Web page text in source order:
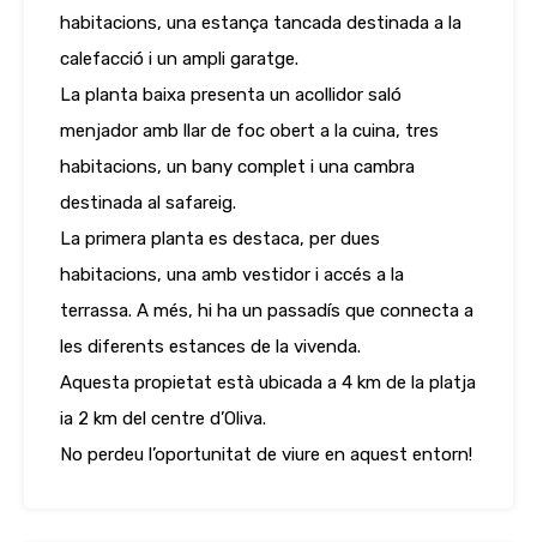
habitacions, una estança tancada destinada a la
calefacció i un ampli garatge.
La planta baixa presenta un acollidor saló
menjador amb llar de foc obert a la cuina, tres
habitacions, un bany complet i una cambra
destinada al safareig.
La primera planta es destaca, per dues
habitacions, una amb vestidor i accés a la
terrassa. A més, hi ha un passadís que connecta a
les diferents estances de la vivenda.
Aquesta propietat està ubicada a 4 km de la platja
ia 2 km del centre d’Oliva.
No perdeu l’oportunitat de viure en aquest entorn!